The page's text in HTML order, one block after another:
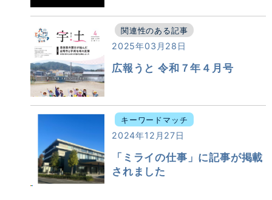
関連性のある記事
2025年03月28日
広報うと 令和７年４月号
キーワードマッチ
2024年12月27日
「ミライの仕事」に記事が掲載
されました